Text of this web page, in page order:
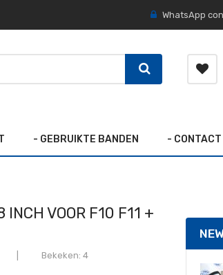
WhatsApp
- GEBRUIKTE BANDEN - CONTACT
INCH VOOR F10 F11 +
Bekeken: 4